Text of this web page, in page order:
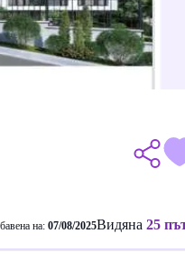
на: 07/08/2025Видяна 25